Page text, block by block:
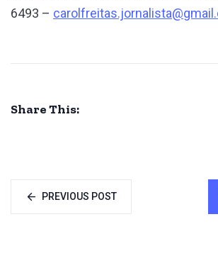
6493 –
Share This:
PREVIOUS POST